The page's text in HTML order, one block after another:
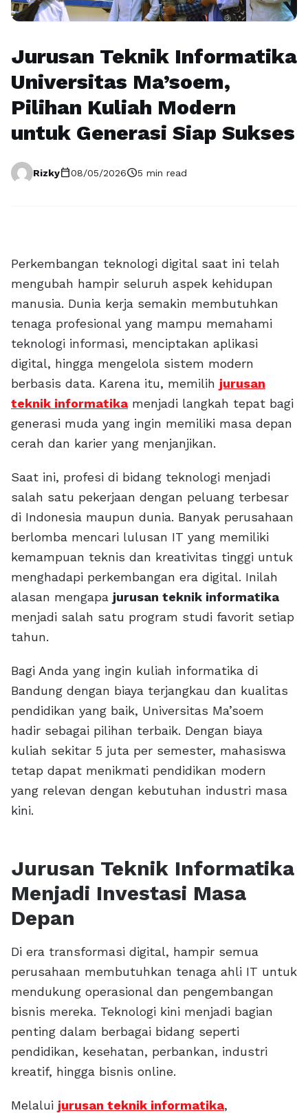
Jurusan Teknik Informatika
Universitas Ma’soem,
Pilihan Kuliah Modern
untuk Generasi Siap Sukses
Rizkycalendar_today08/05/2026schedule5 min read
Perkembangan teknologi digital saat ini telah
mengubah hampir seluruh aspek kehidupan
manusia. Dunia kerja semakin membutuhkan
tenaga profesional yang mampu memahami
teknologi informasi, menciptakan aplikasi
digital, hingga mengelola sistem modern
berbasis data. Karena itu, memilih jurusan
teknik informatika menjadi langkah tepat bagi
generasi muda yang ingin memiliki masa depan
cerah dan karier yang menjanjikan.
Saat ini, profesi di bidang teknologi menjadi
salah satu pekerjaan dengan peluang terbesar
di Indonesia maupun dunia. Banyak perusahaan
berlomba mencari lulusan IT yang memiliki
kemampuan teknis dan kreativitas tinggi untuk
menghadapi perkembangan era digital. Inilah
alasan mengapa jurusan teknik informatika
menjadi salah satu program studi favorit setiap
tahun.
Bagi Anda yang ingin kuliah informatika di
Bandung dengan biaya terjangkau dan kualitas
pendidikan yang baik, Universitas Ma’soem
hadir sebagai pilihan terbaik. Dengan biaya
kuliah sekitar 5 juta per semester, mahasiswa
tetap dapat menikmati pendidikan modern
yang relevan dengan kebutuhan industri masa
kini.
Jurusan Teknik Informatika
Menjadi Investasi Masa
Depan
Di era transformasi digital, hampir semua
perusahaan membutuhkan tenaga ahli IT untuk
mendukung operasional dan pengembangan
bisnis mereka. Teknologi kini menjadi bagian
penting dalam berbagai bidang seperti
pendidikan, kesehatan, perbankan, industri
kreatif, hingga bisnis online.
Melalui jurusan teknik informatika,